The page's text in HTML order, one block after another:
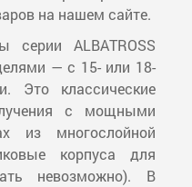
на нашем сайте.
серии ALBATROSS
— с 15- или 18-
Это классические
с мощными
из многослойной
корпуса для
невозможно). В